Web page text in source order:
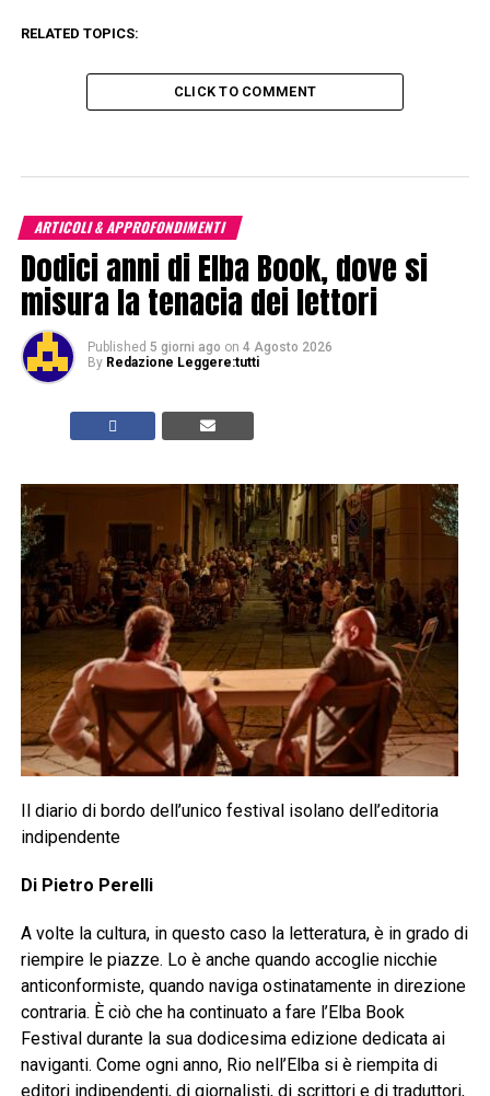
RELATED TOPICS:
CLICK TO COMMENT
ARTICOLI & APPROFONDIMENTI
Dodici anni di Elba Book, dove si
misura la tenacia dei lettori
Published 5 giorni ago on 4 Agosto 2026
By Redazione Leggere:tutti
Il diario di bordo dell’unico festival isolano dell’editoria
indipendente
Di Pietro Perelli
A volte la cultura, in questo caso la letteratura, è in grado di
riempire le piazze. Lo è anche quando accoglie nicchie
anticonformiste, quando naviga ostinatamente in direzione
contraria. È ciò che ha continuato a fare l’Elba Book
Festival durante la sua dodicesima edizione dedicata ai
naviganti. Come ogni anno, Rio nell’Elba si è riempita di
editori indipendenti, di giornalisti, di scrittori e di traduttori,